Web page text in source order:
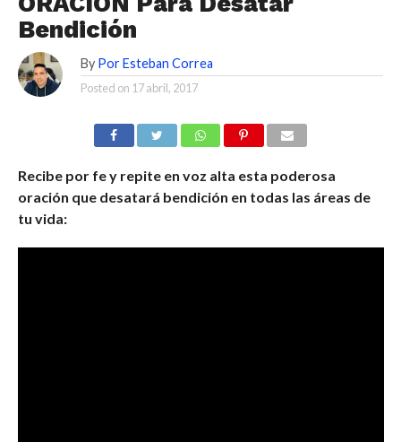
Bendición
By Por Esteban Correa
Posted on 17 abril, 2017
Recibe por fe y repite en voz alta esta poderosa
oración que desatará bendición en todas las áreas de
tu vida: